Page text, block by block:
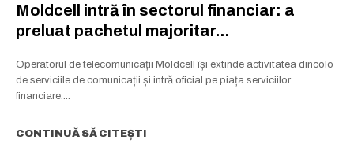
Moldcell intră în sectorul financiar: a
preluat pachetul majoritar...
Operatorul de telecomunicații Moldcell își extinde activitatea dincolo
de serviciile de comunicații și intră oficial pe piața serviciilor
financiare....
CONTINUĂ SĂ CITEȘTI